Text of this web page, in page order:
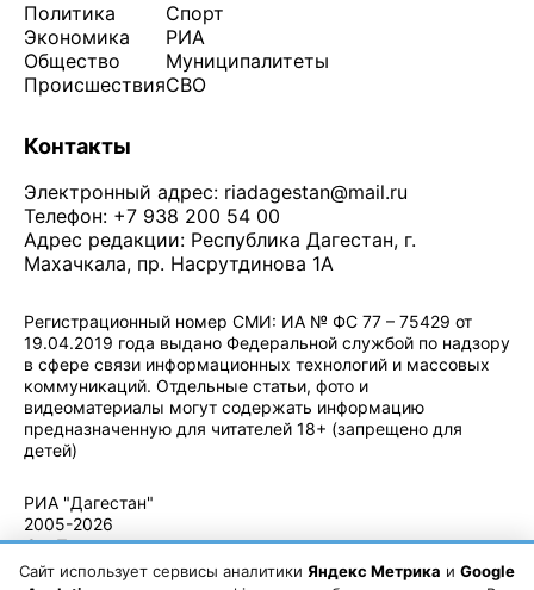
Политика
Экономика
Общество
Происшествия
Спорт
РИА
Муниципалитеты
СВО
Контакты
Электронный адрес: riadagestan@mail.ru
Телефон: +7 938 200 54 00
Адрес редакции: Республика Дагестан, г.
Махачкала, пр. Насрутдинова 1А
Регистрационный номер СМИ: ИА № ФС 77 – 75429 от
19.04.2019 года выдано Федеральной службой по надзору
в сфере связи информационных технологий и массовых
коммуникаций. Отдельные статьи, фото и
видеоматериалы могут содержать информацию
предназначенную для читателей 18+ (запрещено для
детей)
РИА "Дагестан"
2005-2026
© - Правила
использования
Сайт использует сервисы аналитики Яндекс Метрика и Google